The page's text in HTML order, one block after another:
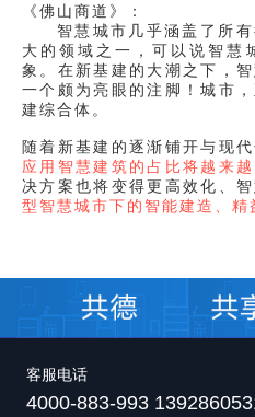
《佛山商道》：
智慧城市几乎涵盖了所
大的领域之一，可以说智慧
象。在新基建的大潮之下，
一个颇为亮眼的注脚！城市
建综合体。
随着新基建的逐渐铺开与现代
应用智慧建筑的占比将越来
决方案也将变得更高效化、
型智慧城市下的智能建造、精
客服电话
4000-883-993